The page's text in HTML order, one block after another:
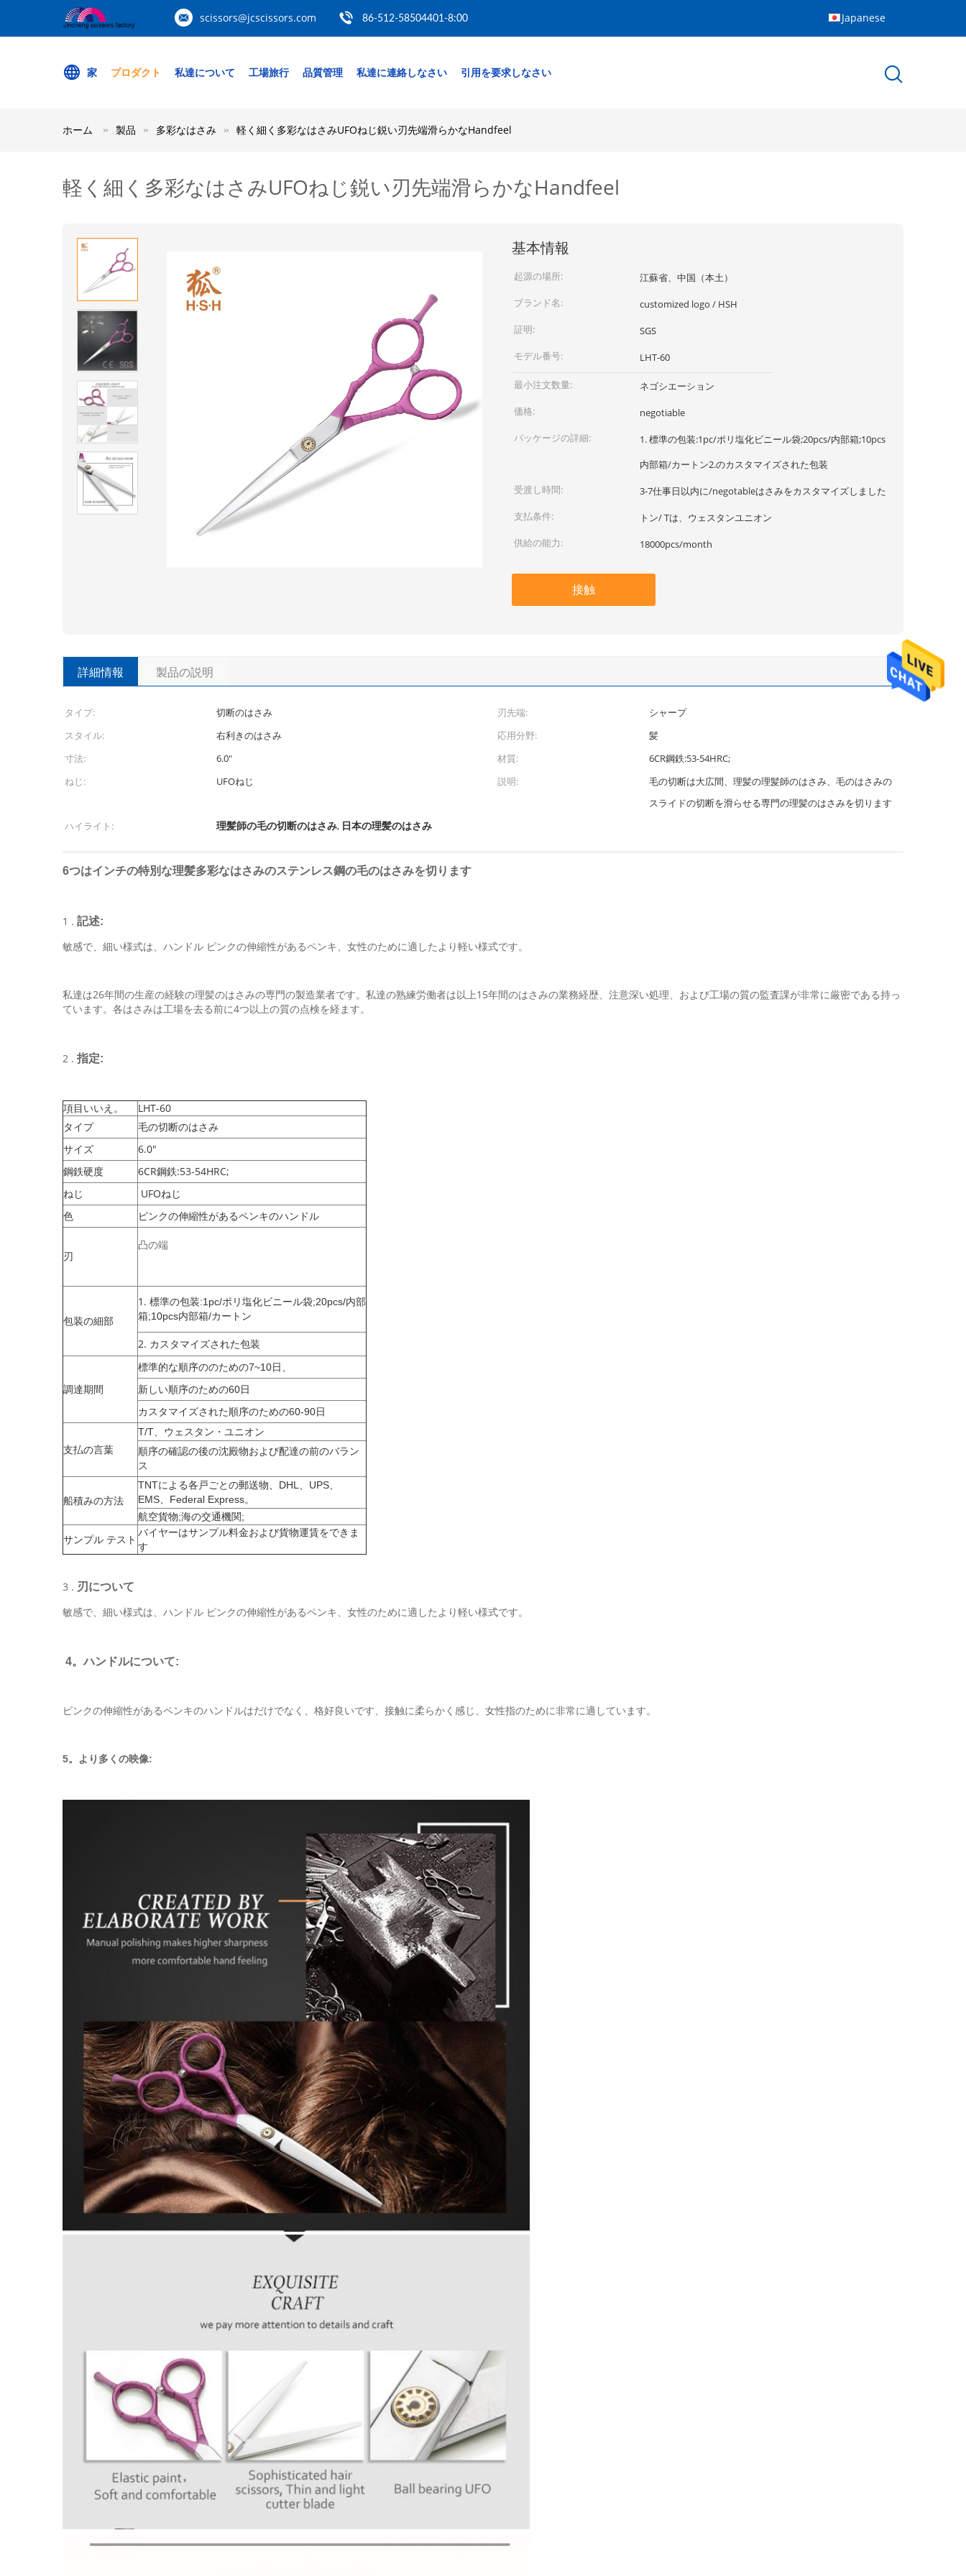
scissors@jcscissors.com 86-512-58504401-8:00 Japanese
家 プロダクト 私達について 工場旅行 品質管理 私達に連絡しなさい 引用を要求しなさい
ホーム 製品 多彩なはさみ 軽く細く多彩なはさみUFOねじ鋭い刃先端滑らかなHandfeel
軽く細く多彩なはさみUFOねじ鋭い刃先端滑らかなHandfeel
基本情報
起源の場所:
江蘇省、中国（本土）
ブランド名:
customized logo / HSH
証明:
SGS
モデル番号:
LHT-60
最小注文数量:
ネゴシエーション
価格:
negotiable
パッケージの詳細:
1. 標準の包装:1pc/ポリ塩化ビニール袋;20pcs/内部箱;10pcs
内部箱/カートン2.のカスタマイズされた包装
受渡し時間:
3-7仕事日以内に/negotableはさみをカスタマイズしました
支払条件:
トン/ Tは、ウェスタンユニオン
供給の能力:
18000pcs/month
接触
詳細情報 製品の説明
タイプ: 切断のはさみ 刃先端:
シャープ
スタイル:
右利きのはさみ 応用分野:
髪
寸法:
6.0" 材質:
6CR鋼鉄:53-54HRC;
ねじ:
UFOねじ 説明:
毛の切断は大広間、理髪の理髪師のはさみ、毛のはさみの
スライドの切断を滑らせる専門の理髪のはさみを切ります
ハイライト:
理髪師の毛の切断のはさみ, 日本の理髪のはさみ
6つはインチの特別な理髪多彩なはさみのステンレス鋼の毛のはさみを切ります
1 . 記述:
敏感で、細い様式は、ハンドル ピンクの伸縮性があるペンキ、女性のために適したより軽い様式です。
私達は26年間の生産の経験の理髪のはさみの専門の製造業者です。私達の熟練労働者は以上15年間のはさみの業務経歴、注意深い処理、および工場の質の監査課が非常に厳密である持っ
ています。各はさみは工場を去る前に4つ以上の質の点検を経ます。
2 . 指定:
項目いいえ。 LHT-60
タイプ
毛の切断のはさみ
サイズ
6.0"
鋼鉄硬度 6CR鋼鉄:53-54HRC;
ねじ UFOねじ
色 ピンクの伸縮性があるペンキのハンドル
刃
凸の端
包装の細部
1. 標準の包装:1pc/ポリ塩化ビニール袋;20pcs/内部
箱;10pcs内部箱/カートン
2. カスタマイズされた包装
調達期間
標準的な順序ののための7~10日、
新しい順序のための60日
カスタマイズされた順序のための60-90日
支払の言葉
T/T、ウェスタン・ユニオン
順序の確認の後の沈殿物および配達の前のバラン
ス
船積みの方法
TNTによる各戸ごとの郵送物、DHL、UPS、
EMS、Federal Express。
航空貨物;海の交通機関;
サンプル テスト
バイヤーはサンプル料金および貨物運賃をできま
す
3 . 刃について
敏感で、細い様式は、ハンドル ピンクの伸縮性があるペンキ、女性のために適したより軽い様式です。
4。ハンドルについて:
ピンクの伸縮性があるペンキのハンドルはだけでなく、格好良いです、接触に柔らかく感じ、女性指のために非常に適しています。
5。より多くの映像: